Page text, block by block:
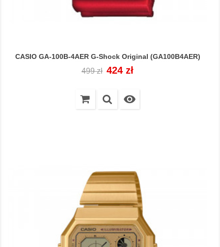
CASIO GA-100B-4AER G-Shock Original (GA100B4AER)
Cena
499 zł Cena
424 zł
